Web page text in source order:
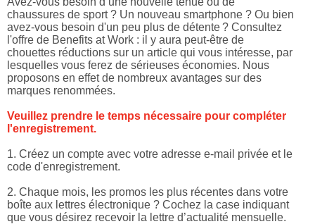
chaussures de sport ? Un nouveau smartphone ? Ou bien
avez-vous besoin d'un peu plus de détente ? Consultez
l'offre de Benefits at Work : il y aura peut-être de
chouettes réductions sur un article qui vous intéresse, par
lesquelles vous ferez de sérieuses économies. Nous
proposons en effet de nombreux avantages sur des
marques renommées.
Veuillez prendre le temps nécessaire pour compléter
l'enregistrement.
1. Créez un compte avec votre adresse e-mail privée et le
code d'enregistrement.
2. Chaque mois, les promos les plus récentes dans votre
boîte aux lettres électronique ? Cochez la case indiquant
que vous désirez recevoir la lettre d’actualité mensuelle.